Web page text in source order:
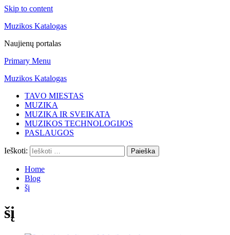
Skip to content
Muzikos Katalogas
Naujienų portalas
Primary Menu
Muzikos Katalogas
TAVO MIESTAS
MUZIKA
MUZIKA IR SVEIKATA
MUZIKOS TECHNOLOGIJOS
PASLAUGOS
Ieškoti:
Home
Blog
šį
šį